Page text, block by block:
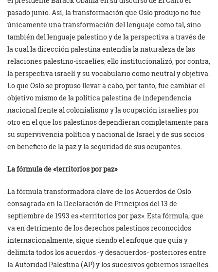
pasado junio. Así, la transformación que Oslo produjo no fue
únicamente una transformación del lenguaje como tal, sino
también del lenguaje palestino y de la perspectiva a través de
la cual la dirección palestina entendía la naturaleza de las
relaciones palestino-israelíes; ello institucionalizó, por contra,
la perspectiva israelí y su vocabulario como neutral y objetiva.
Lo que Oslo se propuso llevar a cabo, por tanto, fue cambiar el
objetivo mismo de la política palestina de independencia
nacional frente al colonialismo y la ocupación israelíes por
otro en el que los palestinos dependieran completamente para
su supervivencia política y nacional de Israel y de sus socios
en beneficio de la paz y la seguridad de sus ocupantes.
La fórmula de «territorios por paz»
La fórmula transformadora clave de los Acuerdos de Oslo
consagrada en la Declaración de Principios del 13 de
septiembre de 1993 es «territorios por paz». Esta fórmula, que
va en detrimento de los derechos palestinos reconocidos
internacionalmente, sigue siendo el enfoque que guía y
delimita todos los acuerdos -y desacuerdos- posteriores entre
la Autoridad Palestina (AP) y los sucesivos gobiernos israelíes.